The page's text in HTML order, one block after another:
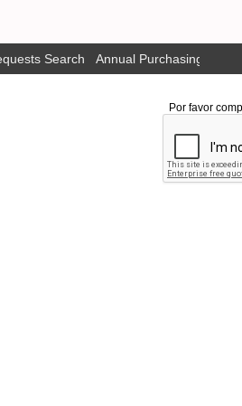
Search Annual Purchasing Plan
Por favor